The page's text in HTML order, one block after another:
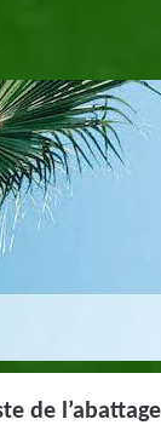
de l’abattage